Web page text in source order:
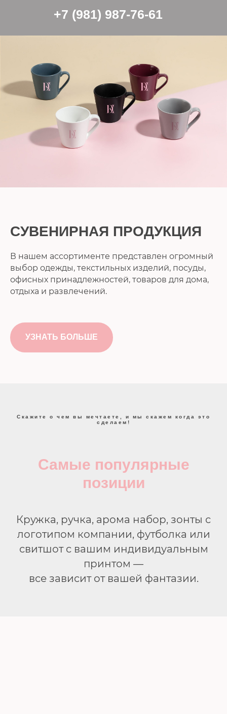
СУВЕНИРНАЯ ПРОДУКЦИЯ
В нашем ассортименте представлен огромный
выбор одежды, текстильных изделий, посуды,
офисных принадлежностей, товаров для дома,
отдыха и развлечений.
УЗНАТЬ БОЛЬШЕ
Скажите о чем вы мечтаете, и мы скажем когда это
сделаем!
Самые популярные
позиции
Кружка, ручка, арома набор, зонты с
логотипом компании, футболка или
свитшот с вашим индивидуальным
принтом —
все зависит от вашей фантазии.